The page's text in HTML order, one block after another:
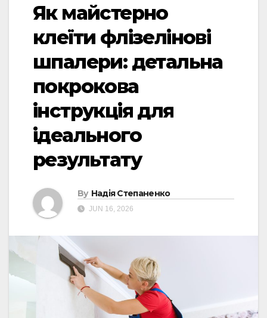
Як майстерно
клеїти флізелінові
шпалери: детальна
покрокова
інструкція для
ідеального
результату
By Надія Степаненко
JUN 16, 2026